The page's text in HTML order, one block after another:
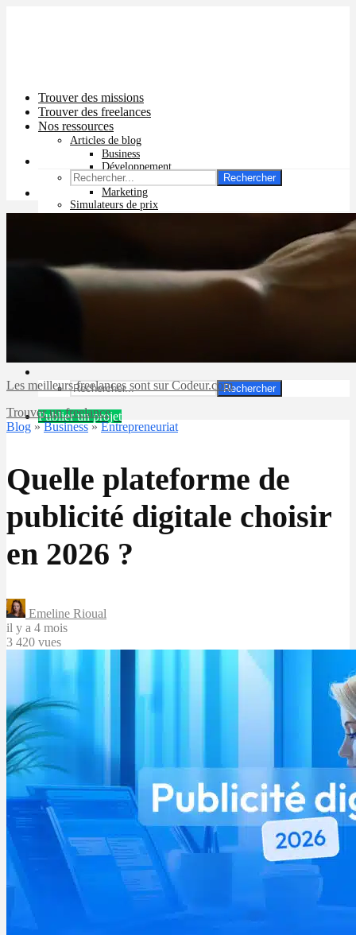
Trouver des missions
Trouver des freelances
Nos ressources
Articles de blog
Business
Développement
Graphisme
Marketing
Simulateurs de prix
Prix pub Instagram
Prix logiciel
Prix chatbot
Rechercher
Publier un projet
Rechercher
Les meilleurs freelances sont sur Codeur.com
Trouver un freelance
Blog »Business»Entrepreneuriat
Quelle plateforme de
publicité digitale choisir
en 2026 ?
Emeline Rioual
il y a 4 mois
3 420 vues